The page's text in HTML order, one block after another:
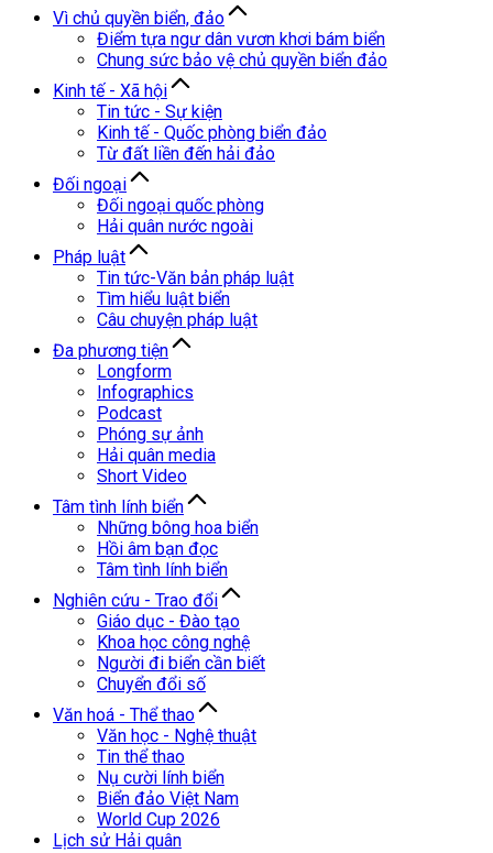
Vì chủ quyền biển, đảo
Điểm tựa ngư dân vươn khơi bám biển
Chung sức bảo vệ chủ quyền biển đảo
Kinh tế - Xã hội
Tin tức - Sự kiện
Kinh tế - Quốc phòng biển đảo
Từ đất liền đến hải đảo
Đối ngoại
Đối ngoại quốc phòng
Hải quân nước ngoài
Pháp luật
Tin tức-Văn bản pháp luật
Tìm hiểu luật biển
Câu chuyện pháp luật
Đa phương tiện
Longform
Infographics
Podcast
Phóng sự ảnh
Hải quân media
Short Video
Tâm tình lính biển
Những bông hoa biển
Hồi âm bạn đọc
Tâm tình lính biển
Nghiên cứu - Trao đổi
Giáo dục - Đào tạo
Khoa học công nghệ
Người đi biển cần biết
Chuyển đổi số
Văn hoá - Thể thao
Văn học - Nghệ thuật
Tin thể thao
Nụ cười lính biển
Biển đảo Việt Nam
World Cup 2026
Lịch sử Hải quân